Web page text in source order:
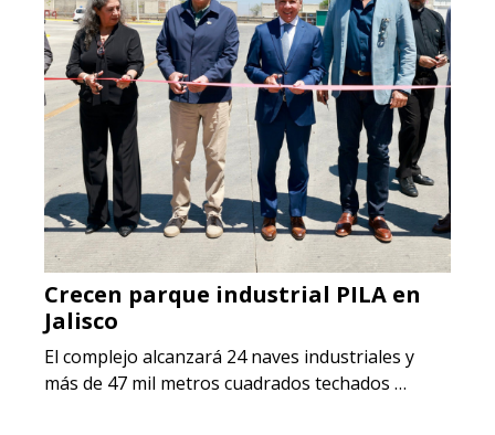
Crecen parque industrial PILA en
Jalisco
El complejo alcanzará 24 naves industriales y
más de 47 mil metros cuadrados techados …